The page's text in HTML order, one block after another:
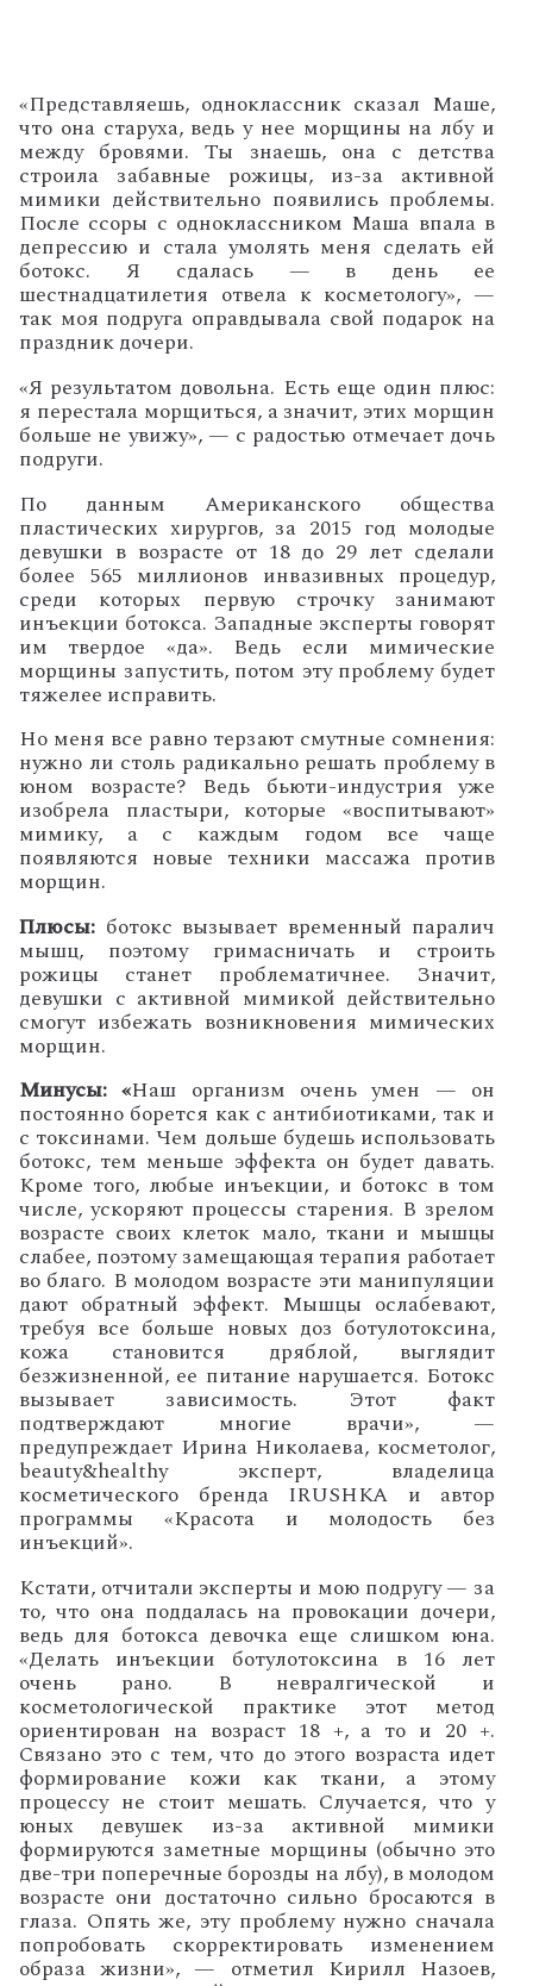
«Представляешь, одноклассник сказал Маше,
что она старуха, ведь у нее морщины на лбу и
между бровями. Ты знаешь, она с детства
строила забавные рожицы, из-за активной
мимики действительно появились проблемы.
После ссоры с одноклассником Маша впала в
депрессию и стала умолять меня сделать ей
ботокс. Я сдалась — в день ее
шестнадцатилетия отвела к косметологу», —
так моя подруга оправдывала свой подарок на
праздник дочери.
«Я результатом довольна. Есть еще один плюс:
я перестала морщиться, а значит, этих морщин
больше не увижу», — с радостью отмечает дочь
подруги.
По данным Американского общества
пластических хирургов, за 2015 год молодые
девушки в возрасте от 18 до 29 лет сделали
более 565 миллионов инвазивных процедур,
среди которых первую строчку занимают
инъекции ботокса. Западные эксперты говорят
им твердое «да». Ведь если мимические
морщины запустить, потом эту проблему будет
тяжелее исправить.
Но меня все равно терзают смутные сомнения:
нужно ли столь радикально решать проблему в
юном возрасте? Ведь бьюти-индустрия уже
изобрела пластыри, которые «воспитывают»
мимику, а с каждым годом все чаще
появляются новые техники массажа против
морщин.
Плюсы: ботокс вызывает временный паралич
мышц, поэтому гримасничать и строить
рожицы станет проблематичнее. Значит,
девушки с активной мимикой действительно
смогут избежать возникновения мимических
морщин.
Минусы: «Наш организм очень умен — он
постоянно борется как с антибиотиками, так и
с токсинами. Чем дольше будешь использовать
ботокс, тем меньше эффекта он будет давать.
Кроме того, любые инъекции, и ботокс в том
числе, ускоряют процессы старения. В зрелом
возрасте своих клеток мало, ткани и мышцы
слабее, поэтому замещающая терапия работает
во благо. В молодом возрасте эти манипуляции
дают обратный эффект. Мышцы ослабевают,
требуя все больше новых доз ботулотоксина,
кожа становится дряблой, выглядит
безжизненной, ее питание нарушается. Ботокс
вызывает зависимость. Этот факт
подтверждают многие врачи», —
предупреждает Ирина Николаева, косметолог,
beauty&healthy эксперт, владелица
косметического бренда IRUSHKA и автор
программы «Красота и молодость без
инъекций».
Кстати, отчитали эксперты и мою подругу — за
то, что она поддалась на провокации дочери,
ведь для ботокса девочка еще слишком юна.
«Делать инъекции ботулотоксина в 16 лет
очень рано. В невралгической и
косметологической практике этот метод
ориентирован на возраст 18 +, а то и 20 +.
Связано это с тем, что до этого возраста идет
формирование кожи как ткани, а этому
процессу не стоит мешать. Случается, что у
юных девушек из-за активной мимики
формируются заметные морщины (обычно это
две-три поперечные борозды на лбу), в молодом
возрасте они достаточно сильно бросаются в
глаза. Опять же, эту проблему нужно сначала
попробовать скорректировать изменением
образа жизни», — отметил Кирилл Назоев,